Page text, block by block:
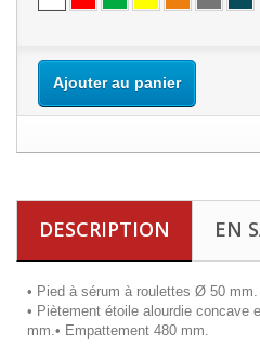
Ajouter au panier
DESCRIPTION EN
• Pied à sérum à roulettes Ø 50 mm.
• Piètement étoile alourdie concave
mm.• Empattement 480 mm.